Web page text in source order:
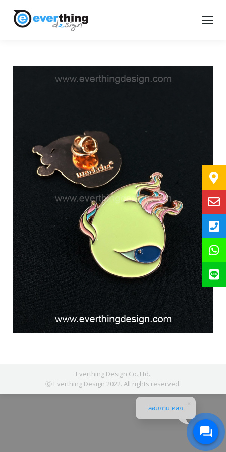
Everthing Design Co.,Ltd.
Ⓒ Everthing Design 2022. All rights reserved.
สอบถาม คลิก